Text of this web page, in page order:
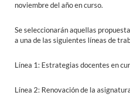
noviembre del año en curso.
Se seleccionarán aquellas
a una de las siguientes líneas de
Línea 1: Estrategias docentes en
Línea 2: Renovación de la